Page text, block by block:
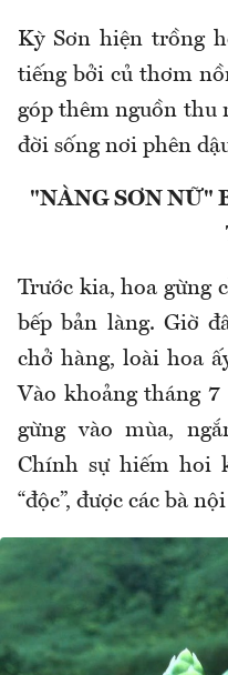
Kỳ Sơn hiện trồng
tiếng bởi củ thơm
góp thêm nguồn thu
đời sống nơi phên
"NÀNG SƠN NỮ"
Trước kia, hoa gừng
bếp bản làng. Giờ
chở hàng, loài hoa
Vào khoảng tháng
gừng vào mùa,
Chính sự hiếm hoi
“độc”, được các bà